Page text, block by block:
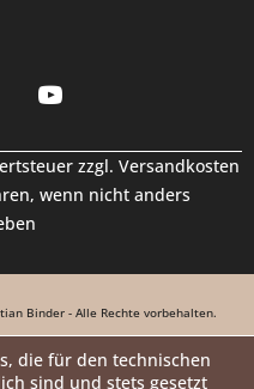
zzgl. Versandkosten
wenn nicht anders
Binder - Alle Rechte vorbehalten.
die für den technischen
sind und stets gesetzt